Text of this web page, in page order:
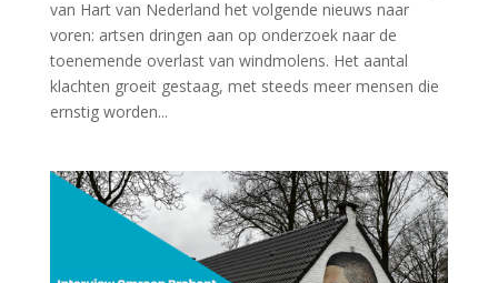
van Hart van Nederland het volgende nieuws naar
voren: artsen dringen aan op onderzoek naar de
toenemende overlast van windmolens. Het aantal
klachten groeit gestaag, met steeds meer mensen die
ernstig worden...